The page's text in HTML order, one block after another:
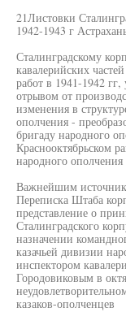
21Листовки
1942-1943 г
Сталинградскому
кавалерийских
работ в 1941-1942 гг,
отрывом от
изменения в
ополчения -
бригаду народного
Краснооктябрьском
народного
Важнейшим
Переписка Штаба
представление о
Сталинградского
назначении
казачьей дивизии
инспектором
Городовиковым в
казаков-ополченцев